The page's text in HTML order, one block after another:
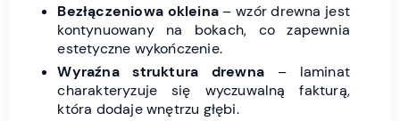
Bezłączeniowa okleina– wzór drewna jest
kontynuowany na bokach, co zapewnia
estetyczne wykończenie.
Wyraźna struktura drewna – laminat
charakteryzuje się wyczuwalną fakturą,
która dodaje wnętrzu głębi.